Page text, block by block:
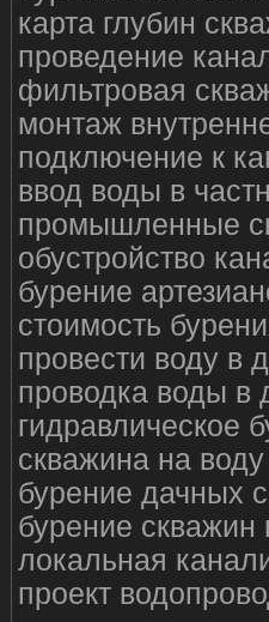
карта глубин
проведение
фильтровая
монтаж
подключение к
ввод воды в
промышленные
обустройство
бурение
стоимость
провести воду в
проводка воды в
гидравлическое
скважина на
бурение дачных
бурение скважин
локальная
проект